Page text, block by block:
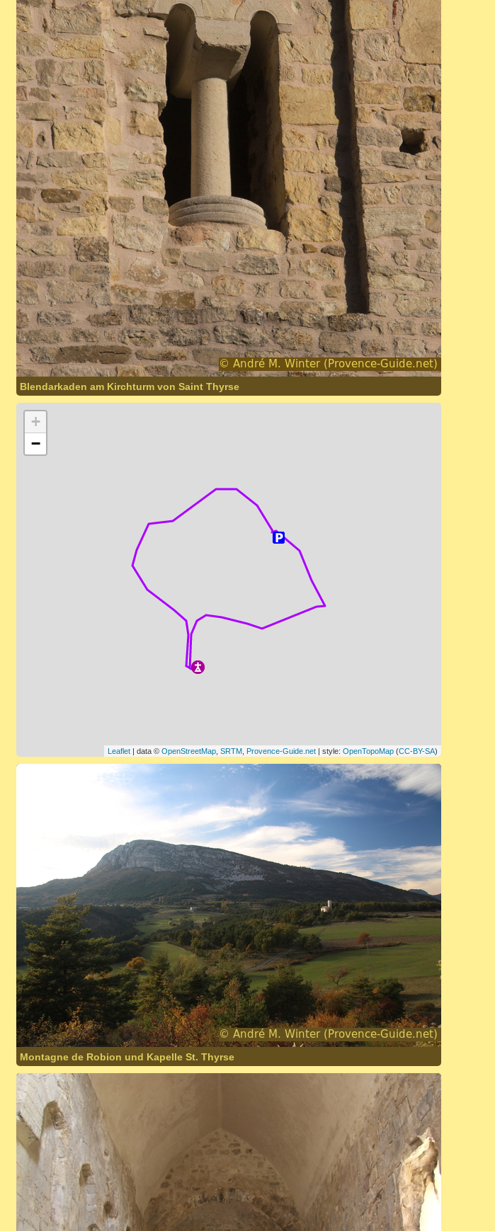
Blendarkaden am Kirchturm von Saint Thyrse
+
−
Leaflet| data © OpenStreetMap, SRTM, Provence-Guide.net| style: OpenTopoMap(CC-BY-SA)
Montagne de Robion und Kapelle St. Thyrse